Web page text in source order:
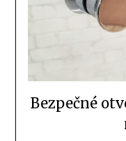
Bezpečné